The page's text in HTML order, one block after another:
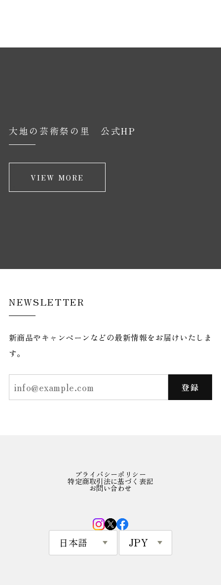
大地の芸術祭の里 公式HP
VIEW MORE
NEWSLETTER
新商品やキャンペーンなどの最新情報をお届けいたしま
す。
登録
プライバシーポリシー
特定商取引法に基づく表記
お問い合わせ